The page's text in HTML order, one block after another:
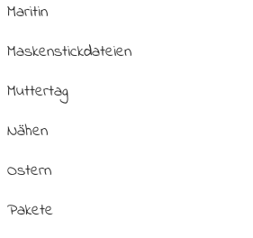
Maritin
Maskenstickdateien
Muttertag
Nähen
Ostern
Pakete